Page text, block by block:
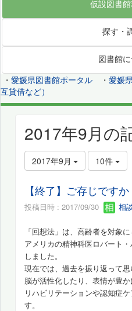
仮設図書
探す・
図書館
・ 愛媛県図書館ポータル ・ 愛媛
互貸借など）
2017年9月の
2017年9月 10件
【終了】ご存じですか
投稿日時 : 2017/09/30 相
「回想法」は、高齢者を対象に
アメリカの精神科医ロバート
しました。
現在では、過去を振り返って思
脳が活性化したり、表情が豊
リハビリテーションや認知症
す。